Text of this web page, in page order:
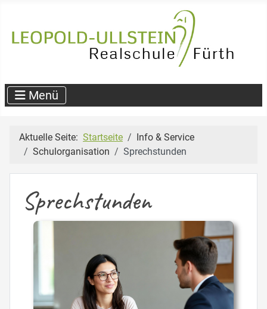
Aktuelle Seite: Startseite
Info & Service
Schulorganisation
Sprechstunden
Sprechstunden